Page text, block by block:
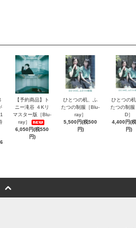
【予約商品】ト
ニー滝谷 ４Kリ
マスター版［Blu-
ray］
6,050円(税550
円)
ひとつの机、ふ
たつの制服［Blu-
ray］
5,500円(税500
円)
ひとつの
たつの制服
D］
4,400円(
円)